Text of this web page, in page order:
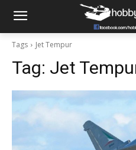
Tags Jet Tempur
Tag: Jet